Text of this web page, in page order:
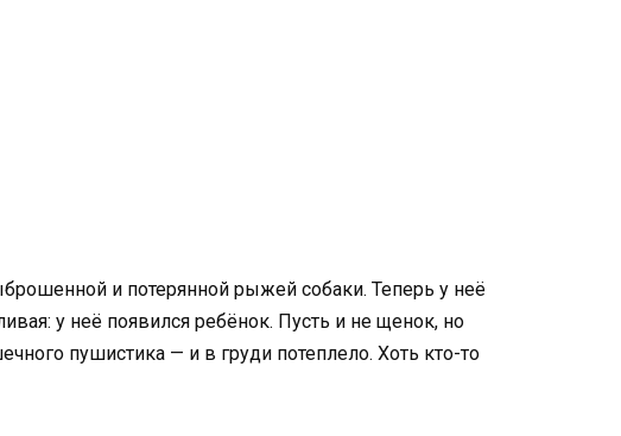
и потерянной рыжей собаки. Теперь у неё
у неё появился ребёнок. Пусть и не щенок, но
пушистика — и в груди потеплело. Хоть кто-то